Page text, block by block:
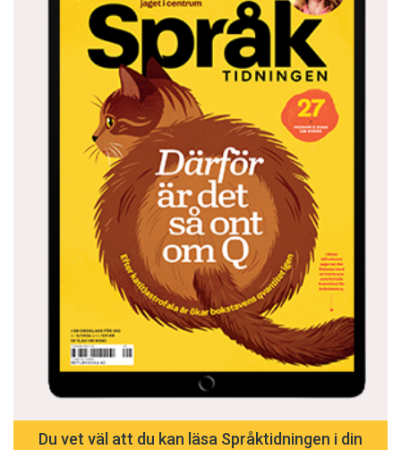
Du vet väl att du kan läsa Språktidningen i din